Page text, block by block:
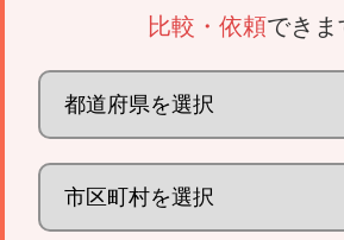
比較・依頼できま